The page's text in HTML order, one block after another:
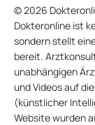
© 2026
Dokteronline ist
sondern stellt
bereit.
unabhängigen
und Videos auf
(künstlicher
Website wurden